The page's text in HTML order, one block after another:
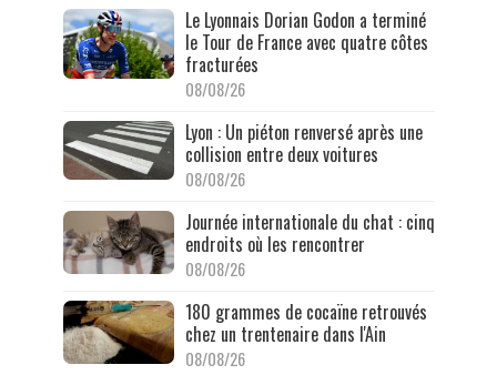
Le Lyonnais Dorian Godon a terminé
le Tour de France avec quatre côtes
fracturées
08/08/26
Lyon : Un piéton renversé après une
collision entre deux voitures
08/08/26
Journée internationale du chat : cinq
endroits où les rencontrer
08/08/26
180 grammes de cocaïne retrouvés
chez un trentenaire dans l'Ain
08/08/26